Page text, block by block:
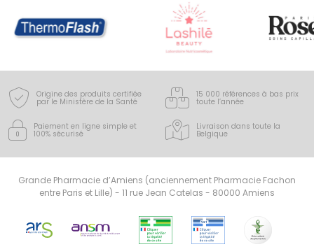
Origine des produits certifiée
par le Ministère de la Santé
15 000 références à bas prix
toute l’année
Paiement en ligne simple et
100% sécurisé
Livraison dans toute la
Belgique
Grande Pharmacie d’Amiens (anciennement Pharmacie Fachon
entre Paris et Lille) - 11 rue Jean Catelas - 80000 Amiens